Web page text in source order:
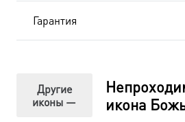
см-
AK-
Гарантия
Другие
иконы —
икона